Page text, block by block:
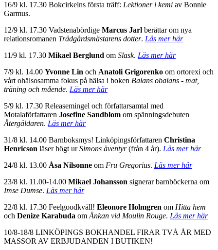
16/9 kl. 17.30 Bokcirkelns första träff: Lektioner i kemi av Bonnie
Garmus.
12/9 kl. 17.30 Vadstenabördige Marcus Jarl berättar om nya
relationsromanen Trädgårdsmästarens dotter. Läs mer här
11/9 kl. 17.30 Mikael Berglund om Slask. Läs mer här
7/9 kl. 14.00 Yvonne Lin och Anatoli Grigorenko om ortorexi och
vårt ohälsosamma fokus på hälsa i boken Balans obalans - mat,
träning och mående. Läs mer här
5/9 kl. 17.30 Releasemingel och författarsamtal med
Motalaförfattaren Josefine Sandblom om spänningsdebuten
Återgäldaren. Läs mer här
31/8 kl. 14.00 Barnboksmys! Linköpingsförfattaren Christina
Henricson läser högt urSimons äventyr(från 4 år). Läs mer här
24/8 kl. 13.00 Åsa Nilsonne om Fru Gregorius. Läs mer här
23/8 kl. 11.00-14.00 Mikael Johansson signerar barnböckerna om
Imse Dumse. Läs mer här
22/8 kl. 17.30 Feelgoodkväll! Eleonore Holmgren om Hitta hem
och Denize Karabuda om Änkan vid Moulin Rouge. Läs mer här
10/8-18/8 LINKÖPINGS BOKHANDEL FIRAR TVÅ ÅR MED
MASSOR AV ERBJUDANDEN I BUTIKEN!